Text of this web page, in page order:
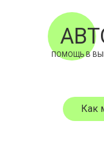
ПОМОЩЬ В
Как